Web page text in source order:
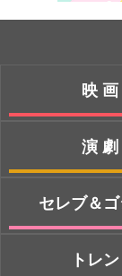
映画
演劇
セレブ＆
トレ